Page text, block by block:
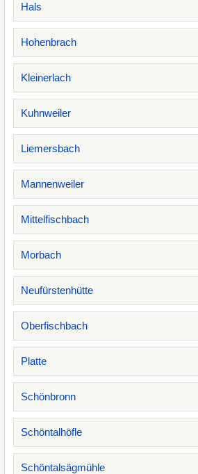
Hals
Hohenbrach
Kleinerlach
Kuhnweiler
Liemersbach
Mannenweiler
Mittelfischbach
Morbach
Neufürstenhütte
Oberfischbach
Platte
Schönbronn
Schöntalhöfle
Schöntalsägmühle